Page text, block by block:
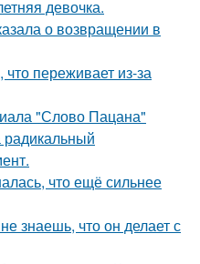
девочка.
о возвращении в
переживает из-за
"Слово Пацана"
что ещё сильнее
знаешь, что он делает с